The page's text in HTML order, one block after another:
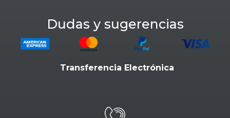
Dudas y sugerencias
Transferencia Electrónica